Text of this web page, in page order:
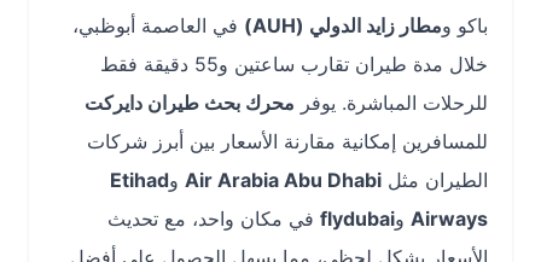
مطار زايد الدولي (AUH)
في العاصمة أبوظبي،
خلال مدة طيران تقارب ساعتين و55 دقيقة فقط
للرحلات المباشرة. يوفر محرك بحث طيران دايركت
للمسافرين إمكانية مقارنة الأسعار بين أبرز شركات
الطيران مثلAir Arabia Abu Dhabiو Etihad
Airwaysوflydubaiفي مكان واحد، مع تحديث
الأسعار بشكل لحظي، مما يسهل الحصول على أفضل